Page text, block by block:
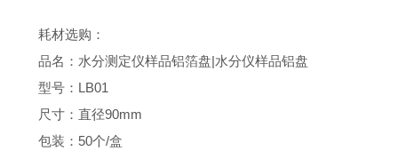
耗材选购：
品名：水分测定仪样品铝箔盘|水分仪样品铝盘
型号：LB01
尺寸：直径90mm
包装：50个/盒